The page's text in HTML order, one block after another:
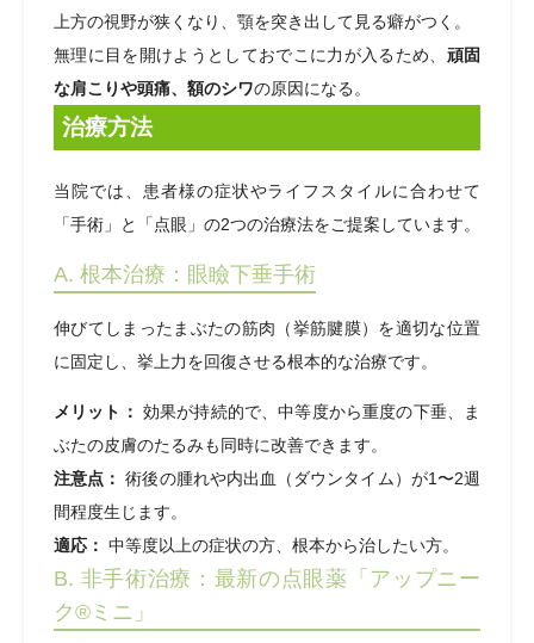
上方の視野が狭くなり、顎を突き出して見る癖がつく。
無理に目を開けようとしておでこに力が入るため、 頑固
な肩こりや頭痛、額のシワの原因になる。
治療方法
当院では、患者様の症状やライフスタイルに合わせて
「手術」と「点眼」の2つの治療法をご提案しています。
A. 根本治療：眼瞼下垂手術
伸びてしまったまぶたの筋肉（挙筋腱膜）を適切な位置
に固定し、挙上力を回復させる根本的な治療です。
メリット： 効果が持続的で、中等度から重度の下垂、ま
ぶたの皮膚のたるみも同時に改善できます。
注意点： 術後の腫れや内出血（ダウンタイム）が1〜2週
間程度生じます。
適応： 中等度以上の症状の方、根本から治したい方。
B. 非手術治療：最新の点眼薬「アップニー
ク®ミニ」